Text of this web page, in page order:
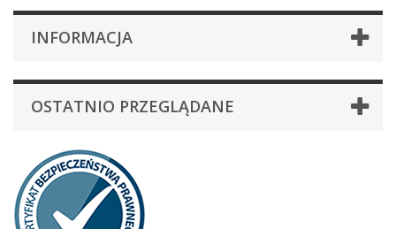
INFORMACJA
OSTATNIO PRZEGLĄDANE